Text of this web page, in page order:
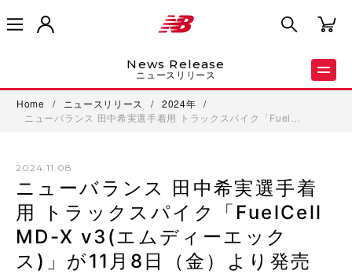
News Release
ニュースリリース
Home / ニュースリリース / 2024年
/
ニューバランス 田中希実選手着用 トラックスパイク「Fuel…
2024.11.08
ニューバランス 田中希実選手着
用 トラックスパイク「FuelCell
MD-X v3(エムディーエック
ス)」が11月8日（金）より発売